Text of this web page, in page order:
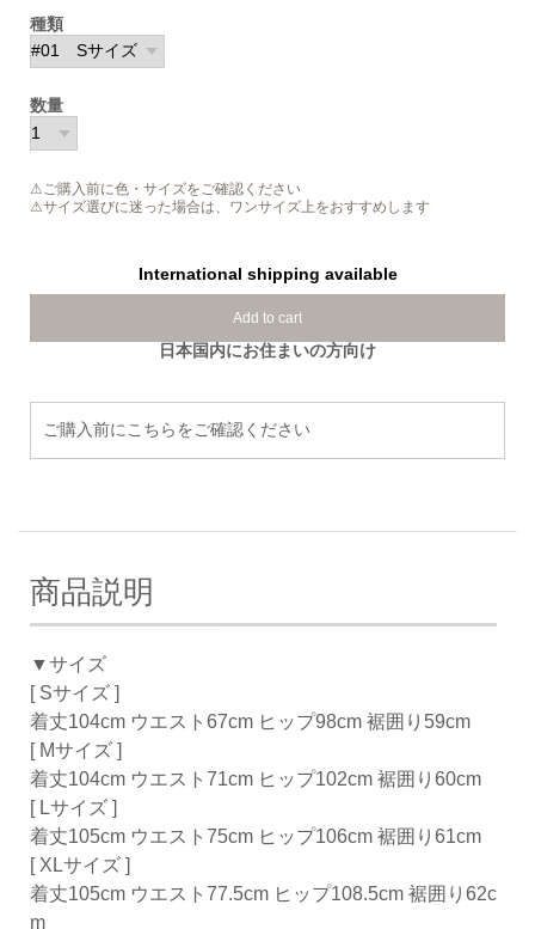
種類
数量
⚠ご購入前に色・サイズをご確認ください
⚠サイズ選びに迷った場合は、ワンサイズ上をおすすめします
International shipping available
Add to cart
日本国内にお住まいの方向け
ご購入前にこちらをご確認ください
商品説明
▼サイズ
[ Sサイズ ]
着丈104cm ウエスト67cm ヒップ98cm 裾囲り59cm
[ Mサイズ ]
着丈104cm ウエスト71cm ヒップ102cm 裾囲り60cm
[ Lサイズ ]
着丈105cm ウエスト75cm ヒップ106cm 裾囲り61cm
[ XLサイズ ]
着丈105cm ウエスト77.5cm ヒップ108.5cm 裾囲り62c
m